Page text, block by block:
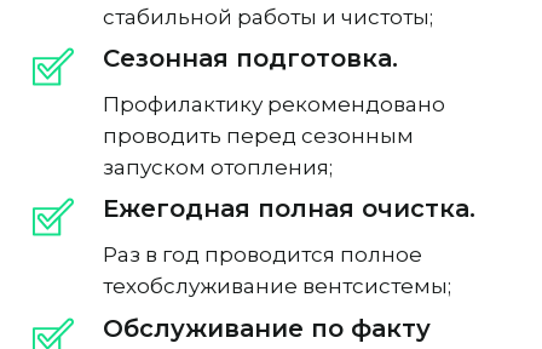
стабильной работы и чистоты;
Сезонная подготовка.
Профилактику рекомендовано
проводить перед сезонным
запуском отопления;
Ежегодная полная очистка.
Раз в год проводится полное
техобслуживание вентсистемы;
Обслуживание по факту